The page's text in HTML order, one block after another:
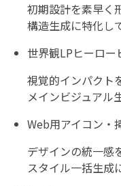
初期設計を素早く
構造生成に特化し
世界観LPヒーロー
視覚的インパクト
メインビジュアル
Web用アイコン・
デザインの統一感
スタイル一括生成